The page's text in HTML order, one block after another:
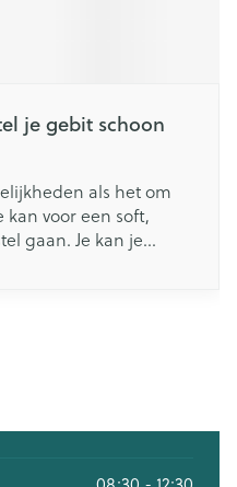
je gebit schoon
als het om
kan voor een soft,
gaan. Je kan je